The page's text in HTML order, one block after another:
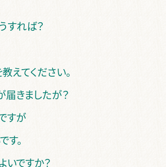
JAN ,代行 ,
すれば？
えてください。
届きましたが？
すが
。
いですか？